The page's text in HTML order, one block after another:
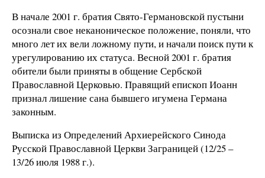
В начале 2001 г. братия Свято-Германовской пустыни
осознали свое неканоническое положение, поняли, что
много лет их вели ложному пути, и начали поиск пути к
урегулированию их статуса. Весной 2001 г. братия
обители были приняты в общение Сербской
Православной Церковью. Правящий епископ Иоанн
признал лишение сана бывшего игумена Германа
законным.
Выписка из Определений Архиерейского Синода
Русской Православной Церкви Заграницей (12/25 –
13/26 июля 1988 г.).